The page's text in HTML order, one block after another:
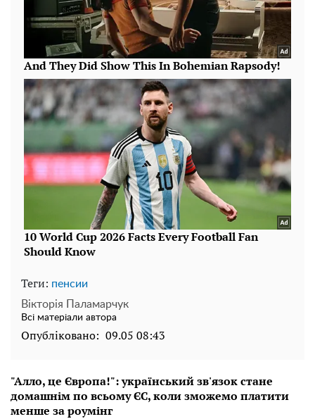
Теги: пенсии
Вікторія Паламарчук
Всі матеріали автора
Опубліковано: 09.05 08:43
"Алло, це Європа!": український зв'язок стане
домашнім по всьому ЄС, коли зможемо платити
менше за роумінг